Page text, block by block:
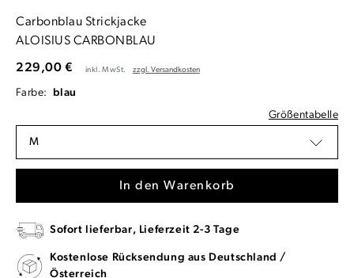
Carbonblau Strickjacke
ALOISIUS CARBONBLAU
229,00 € inkl. MwSt. zzgl. Versandkosten
Farbe: blau
Größentabelle
M
In den Warenkorb
Sofort lieferbar, Lieferzeit 2-3 Tage
Kostenlose Rücksendung aus Deutschland /
Österreich